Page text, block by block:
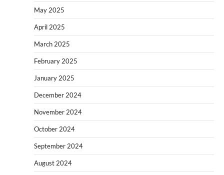
May 2025
April 2025
March 2025
February 2025
January 2025
December 2024
November 2024
October 2024
September 2024
August 2024